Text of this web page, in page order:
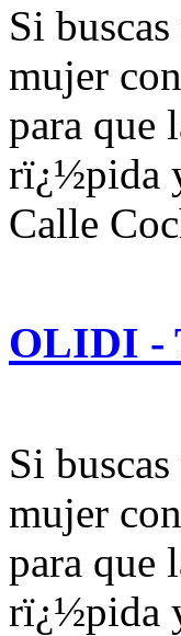
Si
mujer
para que
rï¿½pida
Calle
OLIDI -
Si
mujer
para que
rï¿½pida